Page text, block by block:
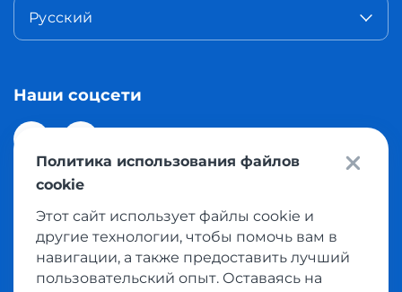
Русский
Наши соцсети
© 2026 Meest Shopping доставка покупок с интернет
магазинов мира в Казахстан. Все права защищены
Политика использования файлов
cookie
Этот сайт использует файлы cookie и
другие технологии, чтобы помочь вам в
навигации, а также предоставить лучший
пользовательский опыт. Оставаясь на